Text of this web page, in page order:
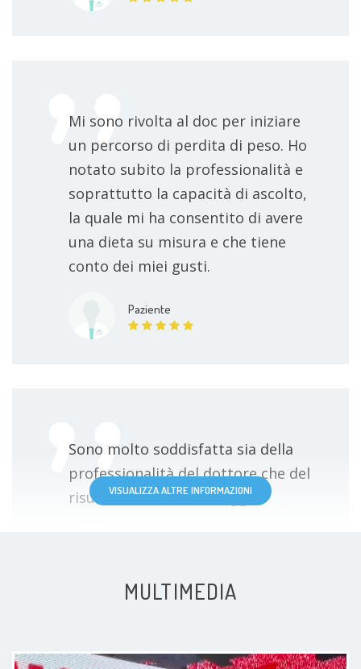
Mi sono rivolta al doc per iniziare
un percorso di perdita di peso. Ho
notato subito la professionalità e
soprattutto la capacità di ascolto,
la quale mi ha consentito di avere
una dieta su misura e che tiene
conto dei miei gusti.
Paziente
Sono molto soddisfatta sia della
professionalità del dottore che del
risultato ottenuto ad oggi.
VISUALIZZA ALTRE INFORMAZIONI
MULTIMEDIA